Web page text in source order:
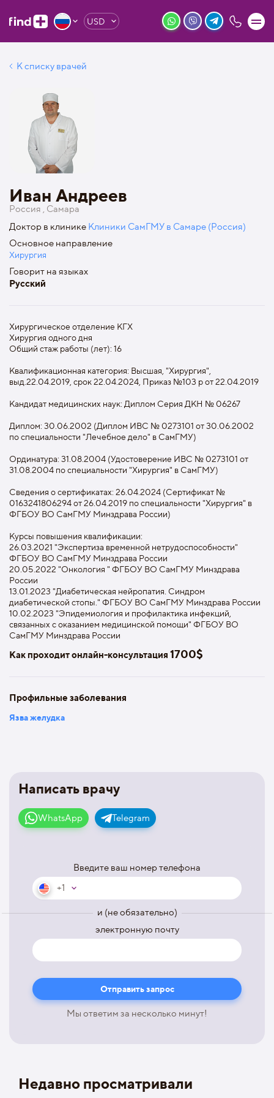
USD
К списку врачей
Написать врачу
WhatsApp Telegram
Введите ваш номер телефона
+1
и (не обязательно)
электронную почту
Мы ответим за несколько минут!
Иван Андреев
Россия , Самара
Доктор в клинике Клиники СамГМУ в Самаре (Россия)
Основное направление
Хирургия
Говорит на языках
Русский
Хирургическое отделение КГХ
Хирургия одного дня
Общий стаж работы (лет): 16
Квалификационная категория: Высшая, "Хирургия",
выд.22.04.2019, срок 22.04.2024, Приказ №103 р от 22.04.2019
Кандидат медицинских наук: Диплом Серия ДКН № 06267
Диплом: 30.06.2002 (Диплом ИВС № 0273101 от 30.06.2002
по специальности "Лечебное дело" в СамГМУ)
Ординатура: 31.08.2004 (Удостоверение ИВС № 0273101 от
31.08.2004 по специальности "Хирургия" в СамГМУ)
Сведения о сертификатах: 26.04.2024 (Сертификат №
0163241806294 от 26.04.2019 по специальности "Хирургия" в
ФГБОУ ВО СамГМУ Минздрава России)
Курсы повышения квалификации:
26.03.2021 "Экспертиза временной нетрудоспособности"
ФГБОУ ВО СамГМУ Минздрава России
20.05.2022 "Онкология " ФГБОУ ВО СамГМУ Минздрава
России
13.01.2023 "Диабетическая нейропатия. Синдром
диабетической стопы." ФГБОУ ВО СамГМУ Минздрава России
10.02.2023 "Эпидемиология и профилактика инфекций,
связанных с оказанием медицинской помощи" ФГБОУ ВО
СамГМУ Минздрава России
Как проходит онлайн-консультация 1700$
Профильные заболевания
Язва желудка
Недавно просматривали